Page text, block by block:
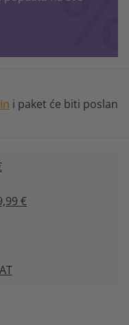
i paket će biti poslan
€